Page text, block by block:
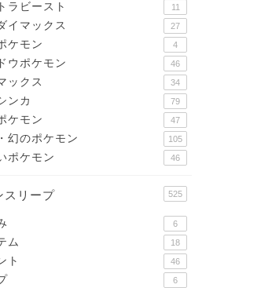
ラビースト 11
イマックス 27
ケモン 4
ウポケモン 46
ックス 34
ンカ 79
ケモン 47
幻のポケモン 105
ポケモン 46
スリープ 525
6
ム 18
ト 46
6